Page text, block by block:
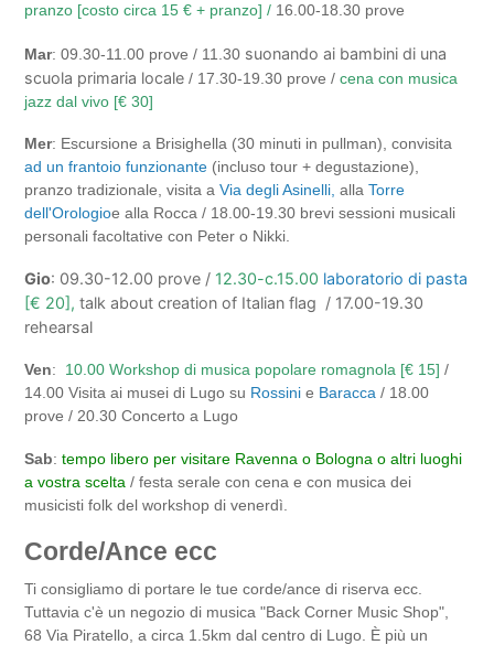
pranzo [costo circa 15 € + pranzo] / 16.00-18.30 prove
Mar: 09.30-11.00 prove / 11.30 suonando ai bambini di una
scuola primaria locale/ 17.30-19.30 prove /cena con musica
jazz dal vivo [€ 30]
Mer: Escursione a Brisighella (30 minuti in pullman), convisita
ad un frantoio funzionante (incluso tour + degustazione),
pranzo tradizionale, visita aVia degli Asinelli, allaTorre
dell'Orologioe alla Rocca / 18.00-19.30 brevi sessioni musicali
personali facoltative con Peter o Nikki.
Gio: 09.30-12.00 prove / 12.30-c.15.00 laboratorio di pasta
[€ 20],talk about creation of Italian flag / 17.00-19.30
rehearsal
Ven: 10.00 Workshop di musica popolare romagnola [€ 15] /
14.00 Visita ai musei di Lugo su Rossini e Baracca / 18.00
prove / 20.30 Concerto a Lugo
Sab:tempo libero per visitare Ravenna o Bologna o altri luoghi
a vostra scelta / festa serale con cena e con musica dei
musicisti folk del workshop di venerdì.
Corde/Ance ecc
Ti consigliamo di portare le tue corde/ance di riserva ecc.
Tuttavia c'è un negozio di musica "Back Corner Music Shop",
68 Via Piratello, a circa 1.5km dal centro di Lugo. È più un